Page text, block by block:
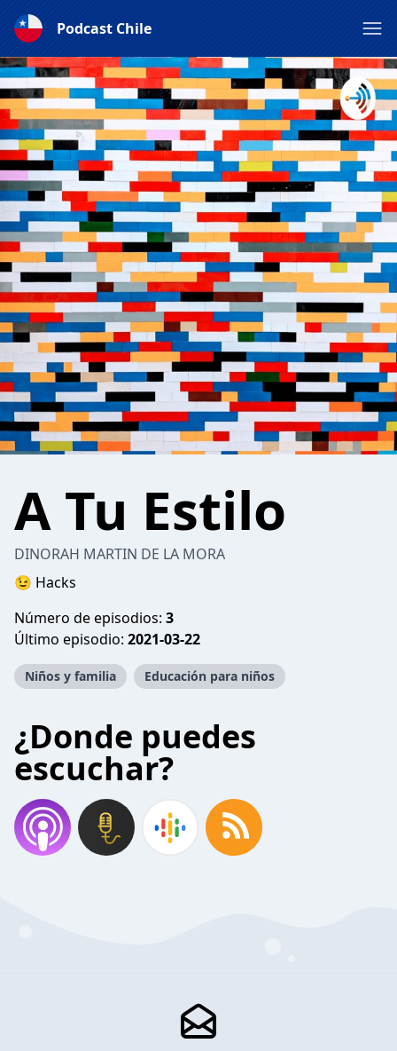
Podcast Chile
A Tu Estilo
DINORAH MARTIN DE LA MORA
😉 Hacks
Número de episodios: 3
Último episodio: 2021-03-22
Niños y familia Educación para niños
¿Donde puedes
escuchar?